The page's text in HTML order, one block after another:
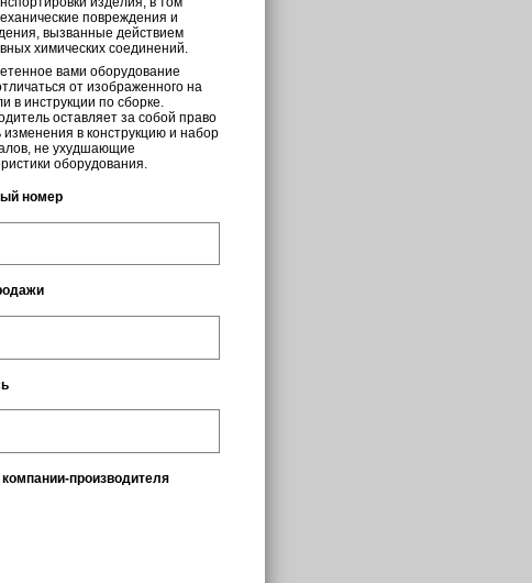
повреждения и
вызванные действием
химических соединений.
вами оборудование
от изображенного на
в инструкции по сборке.
оставляет за собой право
изменения в конструкцию и набор
не ухудшающие
оборудования.
номер
производителя